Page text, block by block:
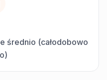
średnio (całodobowo